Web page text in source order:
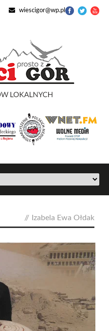
wiescigor@wp.pl
// Izabela Ewa Ołdak